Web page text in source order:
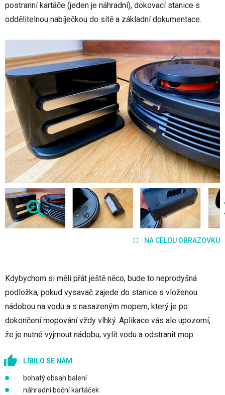
postranní kartáče (jeden je náhradní), dokovací stanice s
oddělitelnou nabíječkou do sítě a základní dokumentace.
NA CELOU OBRAZOVKU
Kdybychom si měli přát ještě něco, bude to neprodyšná
podložka, pokud vysavač zajede do stanice s vloženou
nádobou na vodu a s nasazeným mopem, který je po
dokončení mopování vždy vlhký. Aplikace vás ale upozorní,
že je nutné vyjmout nádobu, vylít vodu a odstranit mop.
LÍBILO SE NÁM
bohatý obsah balení
náhradní boční kartáček